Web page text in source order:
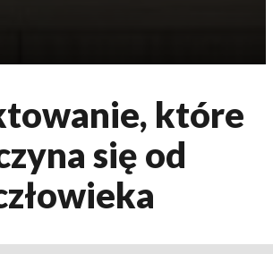
które
się od